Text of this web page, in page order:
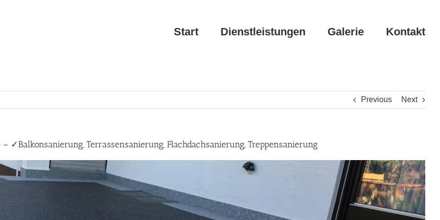
Start Dienstleistungen Galerie Kontakt
Previous Next
✓Balkonsanierung, Terrassensanierung, Flachdachsanierung, Treppensanierung